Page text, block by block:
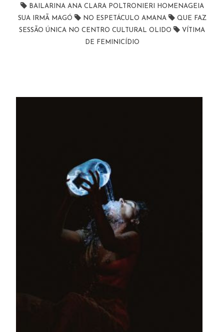
BAILARINA ANA CLARA POLTRONIERI HOMENAGEIA
SUA IRMÃ MAGÓ
NO ESPETÁCULO AMANA
QUE FAZ
SESSÃO ÚNICA NO CENTRO CULTURAL OLIDO
VÍTIMA
DE FEMINICÍDIO